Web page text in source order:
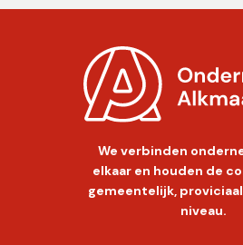
We verbinden
elkaar en houden de
gemeentelijk,
niveau.